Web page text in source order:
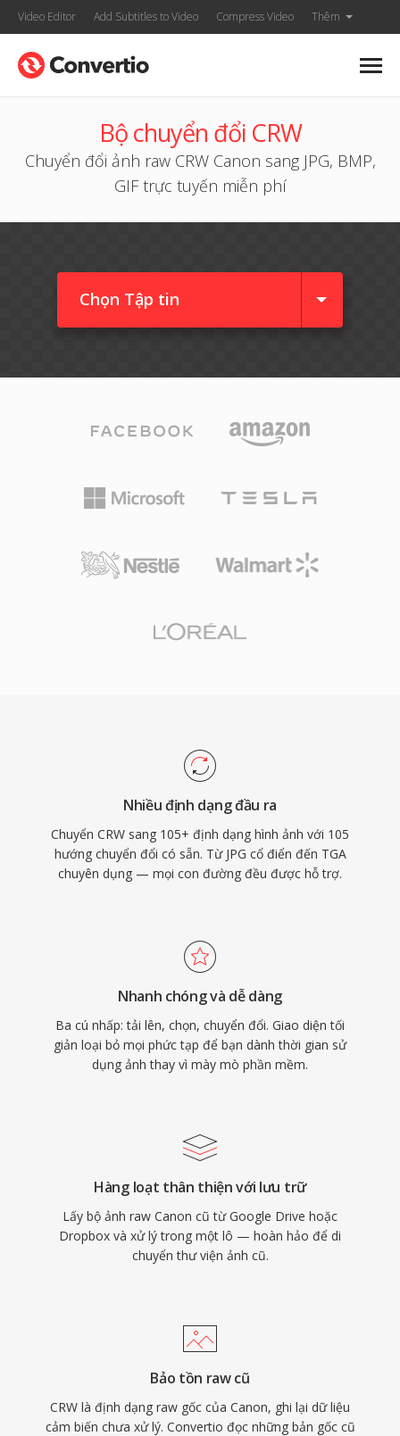
Video Editor Add Subtitles to Video Compress Video Thêm
Bộ chuyển đổi CRW
Chuyển đổi ảnh raw CRW Canon sang JPG, BMP,
GIF trực tuyến miễn phí
Chọn Tập tin
Nhiều định dạng đầu ra
Chuyển CRW sang 105+ định dạng hình ảnh với 105
hướng chuyển đổi có sẵn. Từ JPG cổ điển đến TGA
chuyên dụng — mọi con đường đều được hỗ trợ.
Nhanh chóng và dễ dàng
Ba cú nhấp: tải lên, chọn, chuyển đổi. Giao diện tối
giản loại bỏ mọi phức tạp để bạn dành thời gian sử
dụng ảnh thay vì mày mò phần mềm.
Hàng loạt thân thiện với lưu trữ
Lấy bộ ảnh raw Canon cũ từ Google Drive hoặc
Dropbox và xử lý trong một lô — hoàn hảo để di
chuyển thư viện ảnh cũ.
Bảo tồn raw cũ
CRW là định dạng raw gốc của Canon, ghi lại dữ liệu
cảm biến chưa xử lý. Convertio đọc những bản gốc cũ